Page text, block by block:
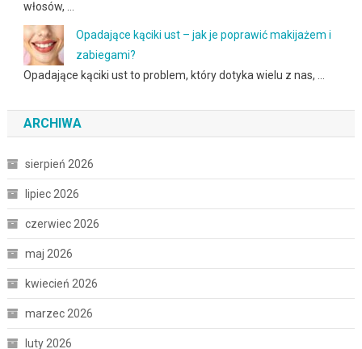
włosów, …
Opadające kąciki ust – jak je poprawić makijażem i
zabiegami?
Opadające kąciki ust to problem, który dotyka wielu z nas, …
ARCHIWA
sierpień 2026
lipiec 2026
czerwiec 2026
maj 2026
kwiecień 2026
marzec 2026
luty 2026